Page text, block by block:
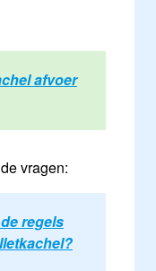
afvoer
vragen:
regels